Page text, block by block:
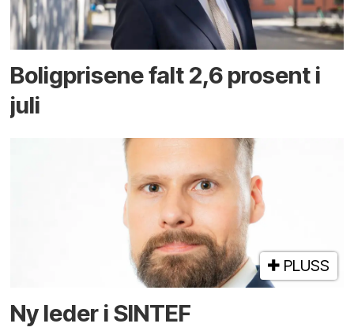
Boligprisene falt 2,6 prosent i
juli
PLUSS
Ny leder i SINTEF